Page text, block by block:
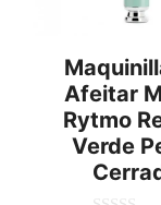
Afeitar
Rytmo
Verde